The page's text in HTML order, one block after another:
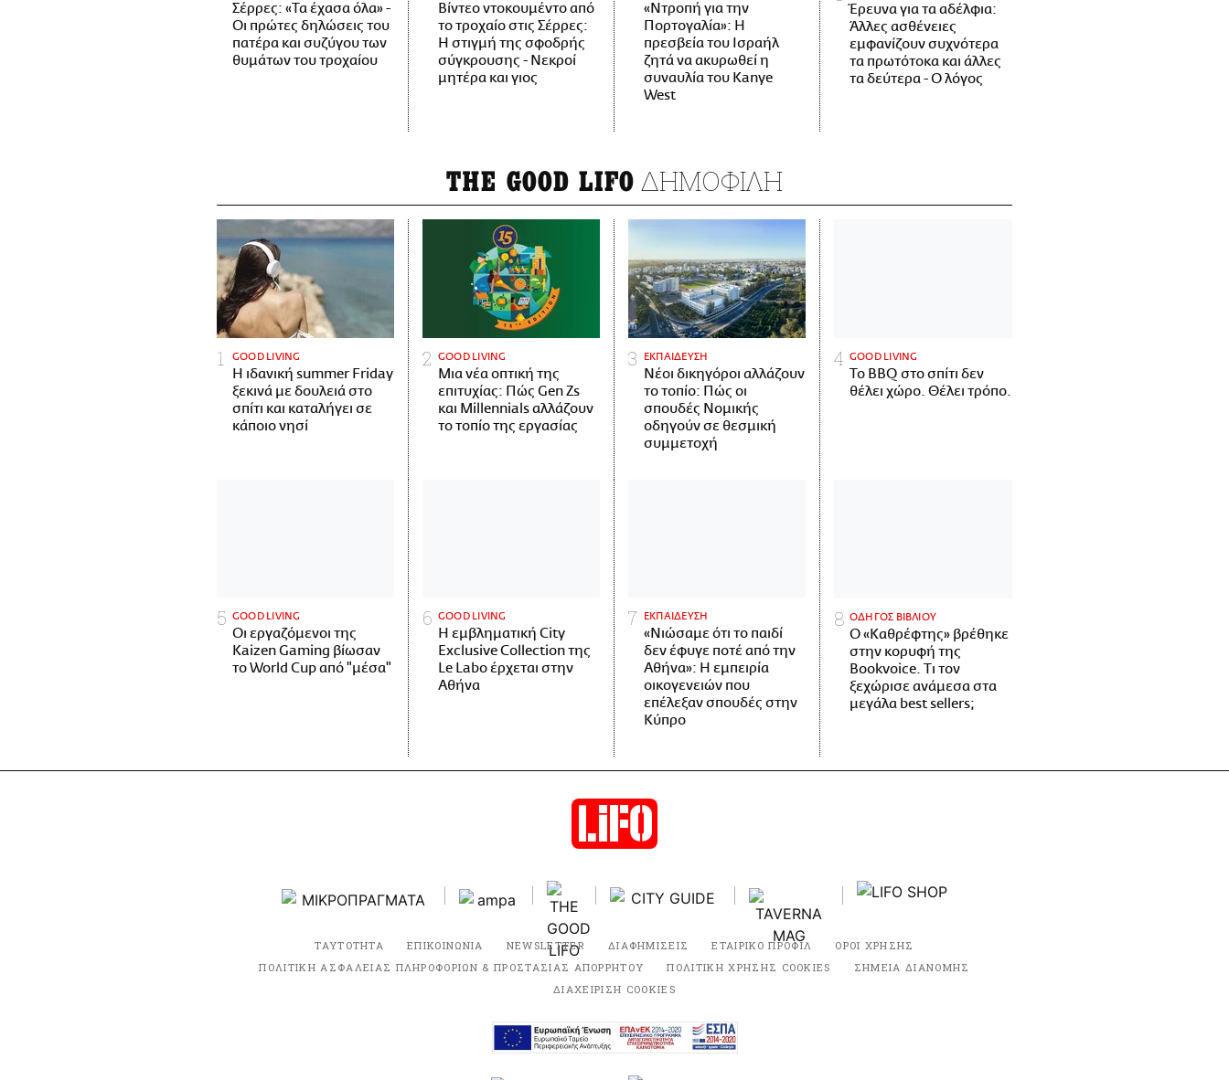
Σέρρες: «Τα έχασα όλα» -
Οι πρώτες δηλώσεις του
πατέρα και συζύγου των
θυμάτων του τροχαίου
Βίντεο ντοκουμέντο από
το τροχαίο στις Σέρρες:
Η στιγμή της σφοδρής
σύγκρουσης - Νεκροί
μητέρα και γιος
«Ντροπή για την
Πορτογαλία»: Η
πρεσβεία του Ισραήλ
ζητά να ακυρωθεί η
συναυλία του Kanye
West
Έρευνα για τα αδέλφια:
Άλλες ασθένειες
εμφανίζουν συχνότερα
τα πρωτότοκα και άλλες
τα δεύτερα - Ο λόγος
THE GOOD LIFO ΔΗΜΟΦΙΛΗ
GOOD LIVING
Η ιδανική summer Friday
ξεκινά με δουλειά στο
σπίτι και καταλήγει σε
κάποιο νησί
GOOD LIVING
Μια νέα οπτική της
επιτυχίας: Πώς Gen Zs
και Millennials αλλάζουν
το τοπίο της εργασίας
ΕΚΠΑΙΔΕΥΣΗ
Νέοι δικηγόροι αλλάζουν
το τοπίο: Πώς οι
σπουδές Νομικής
οδηγούν σε θεσμική
συμμετοχή
GOOD LIVING
Το BBQ στο σπίτι δεν
θέλει χώρο. Θέλει τρόπο.
GOOD LIVING
Οι εργαζόμενοι της
Kaizen Gaming βίωσαν
το World Cup από "μέσα"
GOOD LIVING
Η εμβληματική City
Exclusive Collection της
Le Labo έρχεται στην
Αθήνα
ΕΚΠΑΙΔΕΥΣΗ
«Νιώσαμε ότι το παιδί
δεν έφυγε ποτέ από την
Αθήνα»: Η εμπειρία
οικογενειών που
επέλεξαν σπουδές στην
Κύπρο
ΟΔΗΓΟΣ ΒΙΒΛΙΟΥ
Ο «Καθρέφτης» βρέθηκε
στην κορυφή της
Bookvoice. Τι τον
ξεχώρισε ανάμεσα στα
μεγάλα best sellers;
ΤΑΥΤΟΤΗΤΑ ΕΠΙΚΟΙΝΩΝΙΑ NEWSLETTER ΔΙΑΦΗΜΙΣΕΙΣ ΕΤΑΙΡΙΚΟ ΠΡΟΦΙΛ
ΟΡΟΙ ΧΡΗΣΗΣ
ΠΟΛΙΤΙΚΗ ΑΣΦΑΛΕΙΑΣ ΠΛΗΡΟΦΟΡΙΩΝ & ΠΡΟΣΤΑΣΙΑΣ ΑΠΟΡΡΗΤΟΥ
ΠΟΛΙΤΙΚΗ ΧΡΗΣΗΣ COOKIES
ΣΗΜΕΙΑ ΔΙΑΝΟΜΗΣ
ΔΙΑΧΕΙΡΙΣΗ COOKIES